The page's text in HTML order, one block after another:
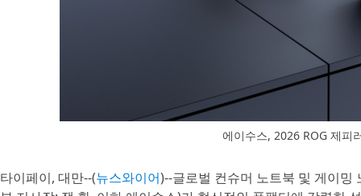
에이수스, 2026 ROG 제피
타이페이, 대만--(뉴스와이어)--글로벌 컨슈머 노트북 및 게이밍